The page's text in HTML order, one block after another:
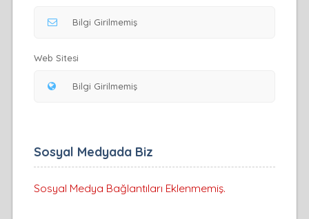
Web Sitesi
Sosyal Medyada Biz
Sosyal Medya Bağlantıları Eklenmemiş.